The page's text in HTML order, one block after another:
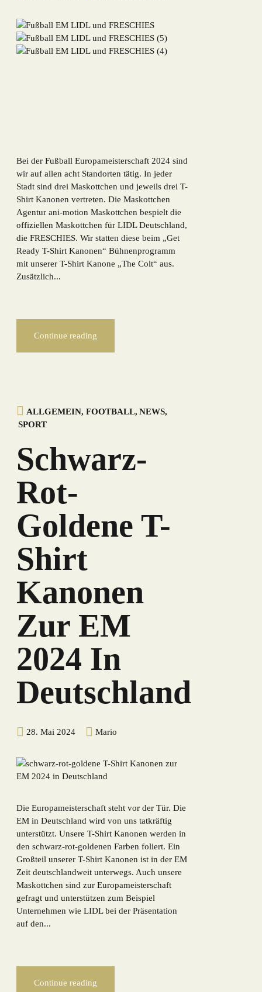
Bei der Fußball Europameisterschaft 2024 sind
wir auf allen acht Standorten tätig. In jeder
Stadt sind drei Maskottchen und jeweils drei T-
Shirt Kanonen vertreten. Die Maskottchen
Agentur ani-motion Maskottchen bespielt die
offiziellen Maskottchen für LIDL Deutschland,
die FRESCHIES. Wir statten diese beim „Get
Ready T-Shirt Kanonen“ Bühnenprogramm
mit unserer T-Shirt Kanone „The Colt“ aus.
Zusätzlich...
Continue reading
ALLGEMEIN, FOOTBALL, NEWS,
SPORT
Schwarz-
Rot-
Goldene T-
Shirt
Kanonen
Zur EM
2024 In
Deutschland
28. Mai 2024 Mario
Die Europameisterschaft steht vor der Tür. Die
EM in Deutschland wird von uns tatkräftig
unterstützt. Unsere T-Shirt Kanonen werden in
den schwarz-rot-goldenen Farben foliert. Ein
Großteil unserer T-Shirt Kanonen ist in der EM
Zeit deutschlandweit unterwegs. Auch unsere
Maskottchen sind zur Europameisterschaft
gefragt und unterstützen zum Beispiel
Unternehmen wie LIDL bei der Präsentation
auf den...
Continue reading